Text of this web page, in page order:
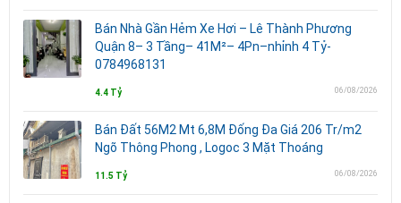
Bán Nhà Gần Hẻm Xe Hơi – Lê Thành Phương
Quận 8– 3 Tầng– 41M²– 4Pn–nhỉnh 4 Tỷ-
0784968131
4.4 Tỷ 06/08/2026
Bán Đất 56M2 Mt 6,8M Đống Đa Giá 206 Tr/m2
Ngõ Thông Phong , Logoc 3 Mặt Thoáng
11.5 Tỷ 06/08/2026